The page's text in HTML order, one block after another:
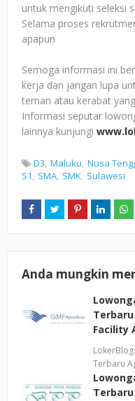
untuk mengikuti seleksi
Selama proses
apapun
Semoga informasi ini
kerja dan jangan lupa
teman atau kerabat
Informasi seputar
lainnya kunjungi
D3 Maluku Nusa
S1
SMA SMK Sulawesi
Anda mungkin
Facility
Terbaru